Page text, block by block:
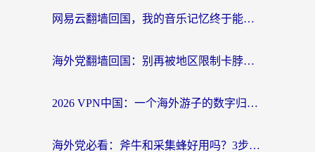
网易云翻墙回国，我的音乐记忆终于能续上了
海外党翻墙回国：别再被地区限制卡脖子，选对加速器的正确姿势
2026 VPN中国：一个海外游子的数字归乡指南
海外党必看：斧牛和采集蜂好用吗？3步选对回国加速器，无缝刷国内资源